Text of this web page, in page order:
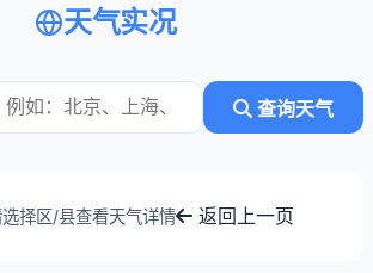
天气实况
查询天气
择区/县查看天气详情 返回上一页